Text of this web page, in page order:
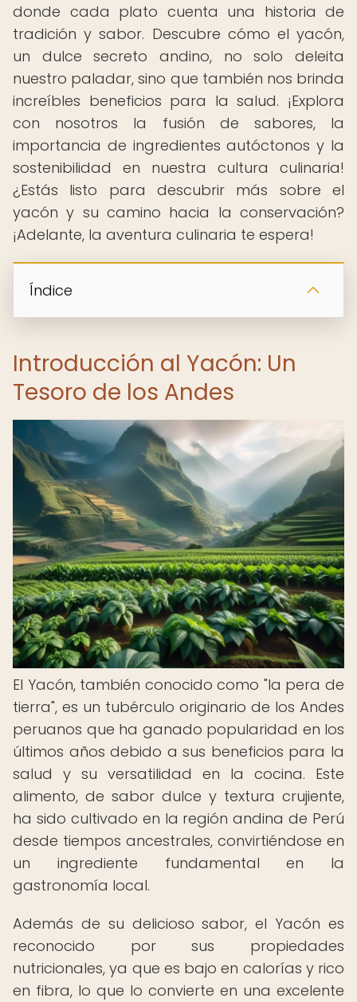
donde cada plato cuenta una historia de
tradición y sabor. Descubre cómo el yacón,
un dulce secreto andino, no solo deleita
nuestro paladar, sino que también nos brinda
increíbles beneficios para la salud. ¡Explora
con nosotros la fusión de sabores, la
importancia de ingredientes autóctonos y la
sostenibilidad en nuestra cultura culinaria!
¿Estás listo para descubrir más sobre el
yacón y su camino hacia la conservación?
¡Adelante, la aventura culinaria te espera!
Índice
Introducción al Yacón: Un
Tesoro de los Andes
El Yacón, también conocido como "la pera de
tierra", es un tubérculo originario de los Andes
peruanos que ha ganado popularidad en los
últimos años debido a sus beneficios para la
salud y su versatilidad en la cocina. Este
alimento, de sabor dulce y textura crujiente,
ha sido cultivado en la región andina de Perú
desde tiempos ancestrales, convirtiéndose en
un ingrediente fundamental en la
gastronomía local.
Además de su delicioso sabor, el Yacón es
reconocido por sus propiedades
nutricionales, ya que es bajo en calorías y rico
en fibra, lo que lo convierte en una excelente